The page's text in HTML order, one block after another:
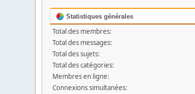
Statistiques générales
Total des membres:
Total des messages:
Total des sujets:
Total des catégories:
Membres en ligne:
Connexions simultanées: